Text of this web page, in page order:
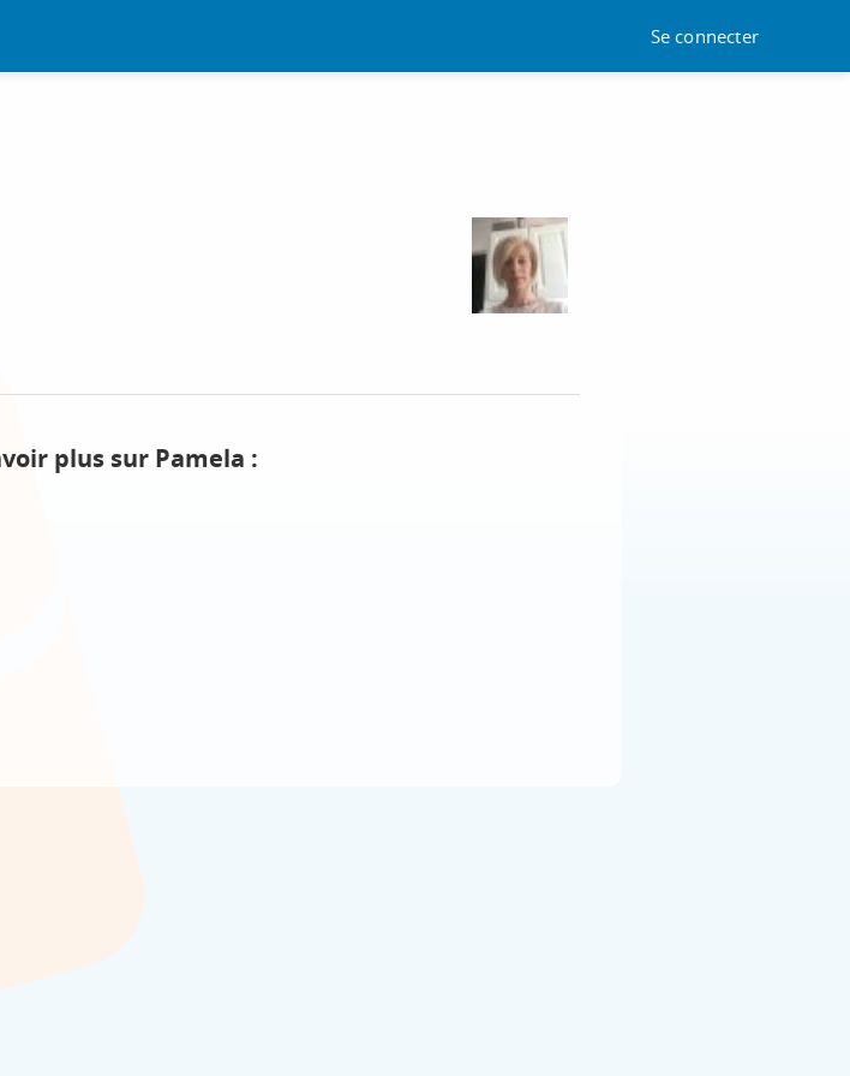
Se connecter
plus sur Pamela :